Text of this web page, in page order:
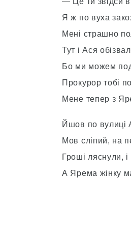
Я ж по вуха
Мені страшно
Тут і Ася
Бо ми можем
Прокурор тобі
Мене тепер з
Йшов по вулиці
Мов сліпий, на
Гроші ляснули,
А Ярема жінку